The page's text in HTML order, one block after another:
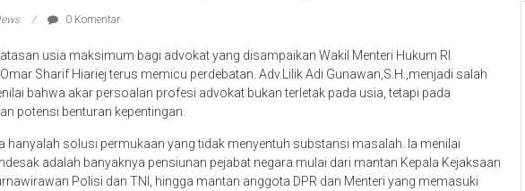
0 Komentar
usia maksimum bagi advokat yang disampaikan Wakil Menteri Hukum RI
Sharif Hiariej terus memicu perdebatan. Adv.Lilik Adi Gunawan,S.H.,menjadi salah
bahwa akar persoalan profesi advokat bukan terletak pada usia, tetapi pada
potensi benturan kepentingan.
hanyalah solusi permukaan yang tidak menyentuh substansi masalah. Ia menilai
adalah banyaknya pensiunan pejabat negara mulai dari mantan Kepala Kejaksaan
Polisi dan TNI, hingga mantan anggota DPR dan Menteri yang memasuki